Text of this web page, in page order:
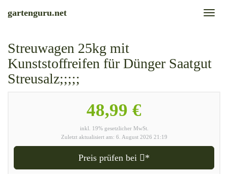
Toggle
gartenguru.net
Streuwagen 25kg mit
Kunststoffreifen für Dünger Saatgut
Streusalz;;;;;
48,99 €
inkl. 19% gesetzlicher MwSt.
Zuletzt aktualisiert am: 6. August 2026 21:19
Preis prüfen bei *